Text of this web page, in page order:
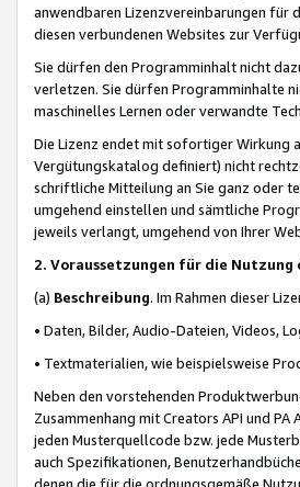
anwendbaren Lizenzvereinbarungen für
diesen verbundenen Websites zur
Sie dürfen den Programminhalt nicht
verletzen. Sie dürfen Programminhalte
maschinelles Lernen oder verwandte
Die Lizenz endet mit sofortiger Wirkung
Vergütungskatalog definiert) nicht
schriftliche Mitteilung an Sie ganz oder
umgehend einstellen und sämtliche
jeweils verlangt, umgehend von Ihrer
2. Voraussetzungen für die Nutzung
(a) Beschreibung. Im Rahmen dieser
• Daten, Bilder, Audio-Dateien, Videos,
• Textmaterialien, wie beispielsweise
Neben den vorstehenden
Zusammenhang mit Creators API und
jeden Musterquellcode bzw. jede
auch Spezifikationen,
denen die für die ordnungsgemäße